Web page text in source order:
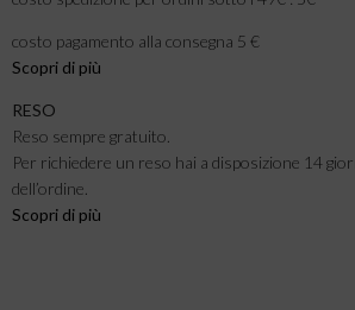
costo pagamento alla consegna 5 €
Scopri di più
RESO
Reso sempre gratuito.
Per richiedere un reso hai a disposizione 14
dell’ordine.
Scopri di più